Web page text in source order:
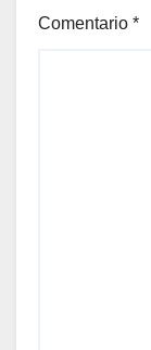
Comentario *